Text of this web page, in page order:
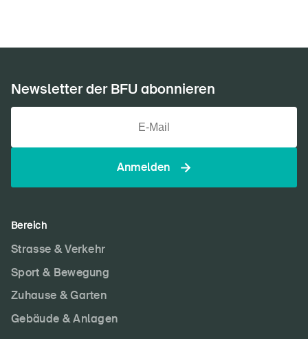
Newsletter der BFU abonnieren
Anmelden
Bereich
Strasse & Verkehr
Sport & Bewegung
Zuhause & Garten
Gebäude & Anlagen